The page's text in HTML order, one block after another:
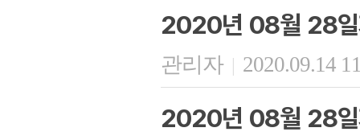
2020년 08월 28일
관리자 | 2020.09.14
2020년 08월 28일